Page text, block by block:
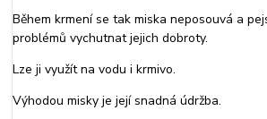
Během krmení se tak miska neposouvá a
problémů vychutnat jejich dobroty.
Lze ji využít na vodu i krmivo.
Výhodou misky je její snadná údržba.